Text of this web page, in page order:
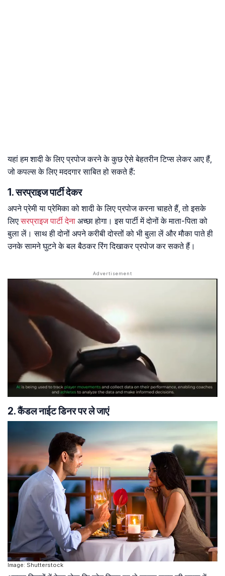
यहां हम शादी के लिए प्रपोज करने के कुछ ऐसे बेहतरीन टिप्स लेकर आए हैं,
जो कपल्स के लिए मददगार साबित हो सकते हैं:
1. सरप्राइज पार्टी देकर
अपने प्रेमी या प्रेमिका को शादी के लिए प्रपोज करना चाहते हैं, तो इसके
लिएसरप्राइज पार्टी देना अच्छा होगा। इस पार्टी में दोनों के माता-पिता को
बुला लें। साथ ही दोनों अपने करीबी दोस्तों को भी बुला लें और मौका पाते ही
उनके सामने घुटने के बल बैठकर रिंग दिखाकर प्रपोज कर सकते हैं।
2. कैंडल नाईट डिनर पर ले जाएं
Image: Shutterstock